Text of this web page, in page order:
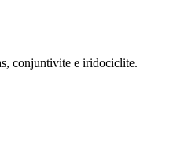
conjuntivite e iridociclite.